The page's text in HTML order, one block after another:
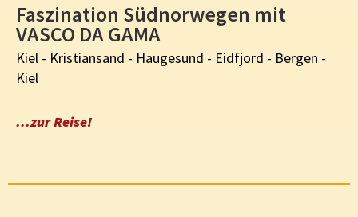
Faszination Südnorwegen mit
VASCO DA GAMA
Kiel - Kristiansand - Haugesund - Eidfjord - Bergen -
Kiel
...zur Reise!